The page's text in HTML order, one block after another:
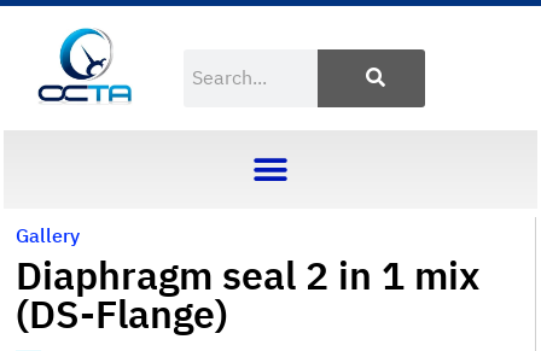
Gallery
Diaphragm seal 2 in 1 mix
(DS-Flange)